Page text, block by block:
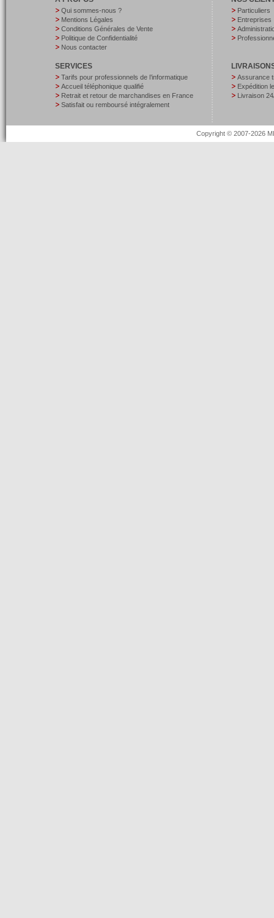
Qui sommes-nous ?
Mentions Légales
Conditions Générales de Vente
Politique de Confidentialité
Nous contacter
SERVICES
Tarifs pour professionnels de l’informatique
Accueil téléphonique qualifié
Retrait et retour de marchandises en France
Satisfait ou remboursé intégralement
Particuliers
Entreprises
Assurance
Expédition
Livraison
Copyright © 2007-2026